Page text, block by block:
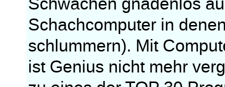
Schachcomputer in
schlummern). Mit
ist Genius nicht mehr